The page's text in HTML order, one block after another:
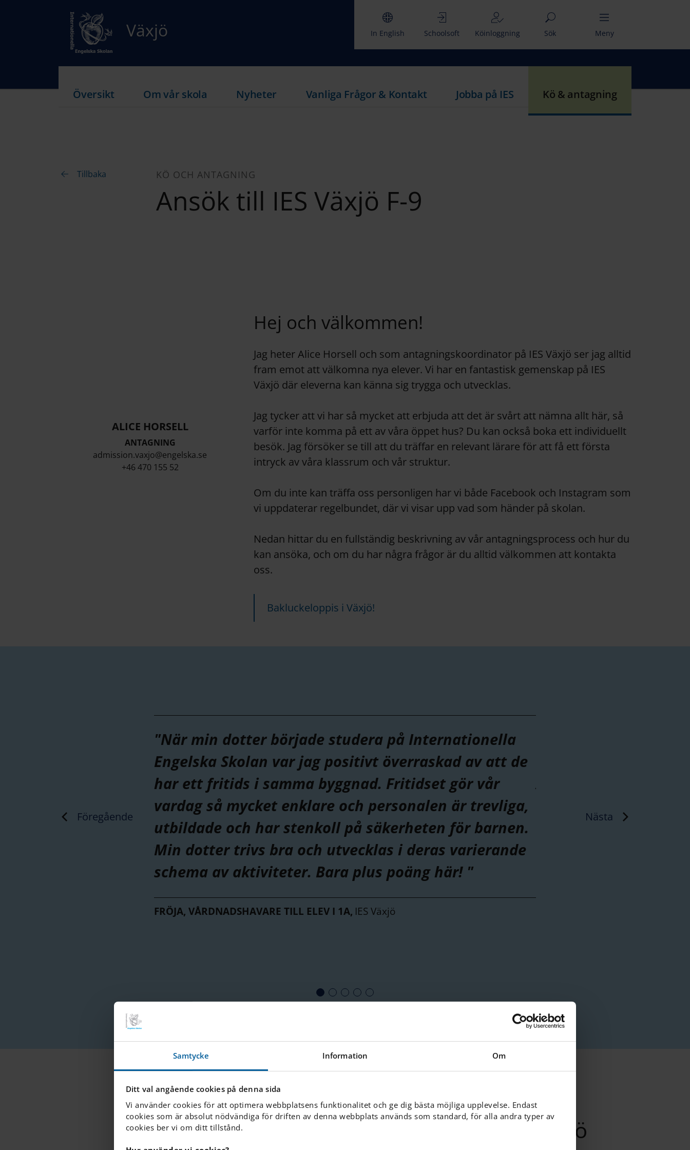
Samtycke Information Om
Ditt val angående cookies på denna sida
Vi använder cookies för att optimera webbplatsens funktionalitet och ge dig bästa möjliga upplevelse. Endast
cookies som är absolut nödvändiga för driften av denna webbplats används som standard, för alla andra typer av
cookies ber vi om ditt tillstånd.
Växjö In English Schoolsoft Köinloggning Sök Meny
Översikt Om vår skola Nyheter Vanliga Frågor & Kontakt Jobba på IES Kö & antagning
Tillbaka KÖ OCH ANTAGNING
Ansök till IES Växjö F-9
ALICE HORSELL
ANTAGNING
admission.vaxjo@engelska.se
+46 470 155 52
Hej och välkommen!
Jag heter Alice Horsell och som antagningskoordinator på IES Växjö ser jag alltid
fram emot att välkomna nya elever. Vi har en fantastisk gemenskap på IES
Växjö där eleverna kan känna sig trygga och utvecklas.
Jag tycker att vi har så mycket att erbjuda att det är svårt att nämna allt här, så
varför inte komma på ett av våra öppet hus? Du kan också boka ett individuellt
besök. Jag försöker se till att du träffar en relevant lärare för att få ett första
intryck av våra klassrum och vår struktur.
Om du inte kan träffa oss personligen har vi både Facebook och Instagram som
vi uppdaterar regelbundet, där vi visar upp vad som händer på skolan.
Nedan hittar du en fullständig beskrivning av vår antagningsprocess och hur du
kan ansöka, och om du har några frågor är du alltid välkommen att kontakta
oss.
Bakluckeloppis i Växjö!
Föregående
"När min dotter började studera på Internationella
Engelska Skolan var jag positivt överraskad av att de
har ett fritids i samma byggnad. Fritidset gör vår
vardag så mycket enklare och personalen är trevliga,
utbildade och har stenkoll på säkerheten för barnen.
Min dotter trivs bra och utvecklas i deras varierande
schema av aktiviteter. Bara plus poäng här! "
FRÖJA, VÅRDNADSHAVARE TILL ELEV I 1A, IES Växjö
stor vill jag sjunga.
Nästa
KÖPLATS OCH SYSKONFÖRTUR
Viktig information om vår kö